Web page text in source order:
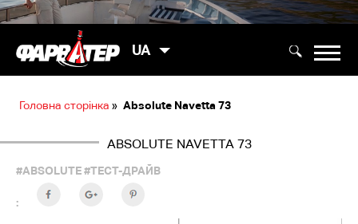
UA
Головна сторінка » Absolute Navetta 73
ABSOLUTE NAVETTA 73
#ABSOLUTE#ТЕСТ-ДРАЙВ
: